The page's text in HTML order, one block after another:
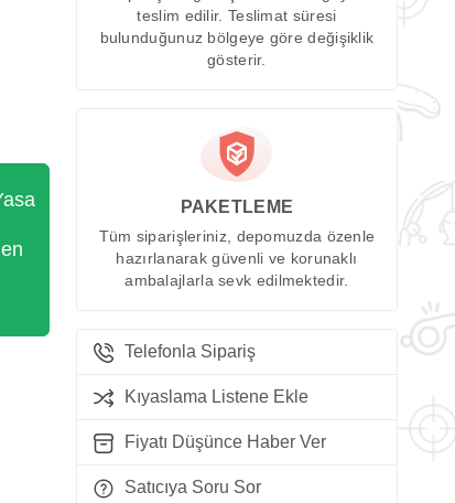
teslim edilir. Teslimat süresi
bulunduğunuz bölgeye göre değişiklik
gösterir.
PAKETLEME
Tüm siparişleriniz, depomuzda özenle
hazırlanarak güvenli ve korunaklı
ambalajlarla sevk edilmektedir.
Telefonla Sipariş
Kıyaslama Listene Ekle
Fiyatı Düşünce Haber Ver
Satıcıya Soru Sor